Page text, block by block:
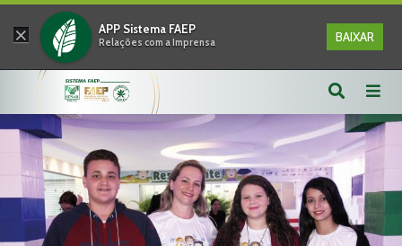
× APP Sistema FAEP
Relações com a Imprensa BAIXAR